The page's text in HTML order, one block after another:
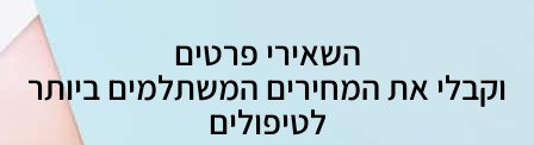
השאירי פרטים
וקבלי את המחירים המשתלמים ביותר
לטיפולים